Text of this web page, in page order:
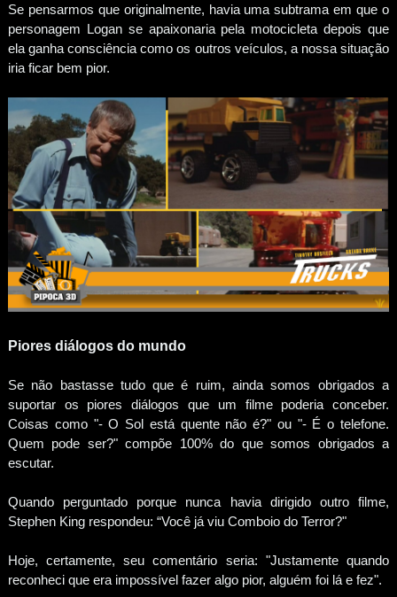
Se pensarmos que originalmente, havia uma subtrama em que o
personagem Logan se apaixonaria pela motocicleta depois que
ela ganha consciência como os outros veículos, a nossa situação
iria ficar bem pior.
Piores diálogos do mundo
Se não bastasse tudo que é ruim, ainda somos obrigados a
suportar os piores diálogos que um filme poderia conceber.
Coisas como "- O Sol está quente não é?" ou "- É o telefone.
Quem pode ser?" compõe 100% do que somos obrigados a
escutar.
Quando perguntado porque nunca havia dirigido outro filme,
Stephen King respondeu: “Você já viu Comboio do Terror?"
Hoje, certamente, seu comentário seria: "Justamente quando
reconheci que era impossível fazer algo pior, alguém foi lá e fez".